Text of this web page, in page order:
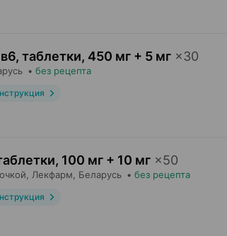
таблетки, 450 мг + 5 мг ×30
• без рецепта
, 100 мг + 10 мг ×50
Лекфарм , Беларусь • без рецепта